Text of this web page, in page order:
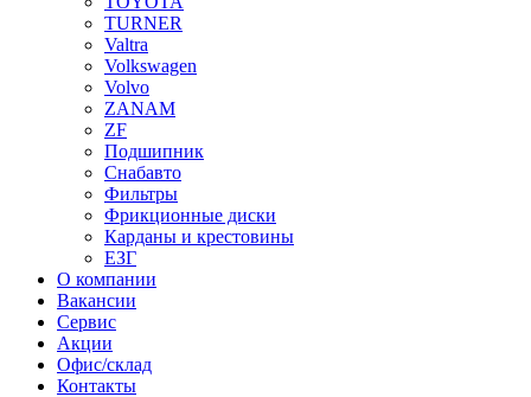
TURNER
Valtra
Volkswagen
Volvo
ZANAM
ZF
Подшипник
Снабавто
Фильтры
Фрикционные диски
Карданы и крестовины
ЕЗГ
О компании
Вакансии
Сервис
Акции
Офис/склад
Контакты